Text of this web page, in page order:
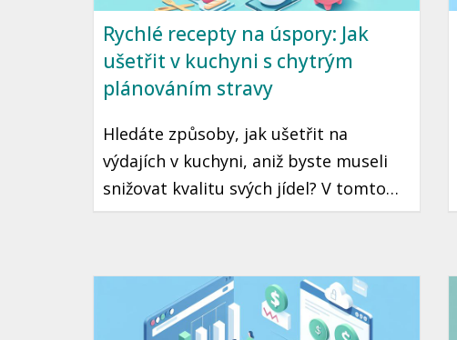
Rychlé recepty na úspory: Jak
ušetřit v kuchyni s chytrým
plánováním stravy
Hledáte způsoby, jak ušetřit na
výdajích v kuchyni, aniž byste museli
snižovat kvalitu svých jídel? V tomto
článku vám nabízíme praktické tipy,
pokrmy. Zaměříme se na strategie,
které jsou snadno aplikovatelné a